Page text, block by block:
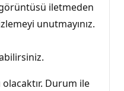
iletmeden
unutmayınız.
olacaktır. Durum ile